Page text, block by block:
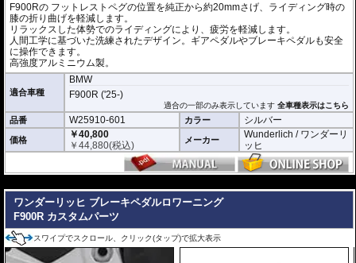
F900Rの フットレストペグの位置を純正から約20mmさげ、ライディング時の
膝の折り曲げを軽減します。
リラックスした体勢でのライディングにより、疲労を軽減します。
人間工学に基づいた洗練されたデザイン。ギアペダルやブレーキペダルも安全
に操作できます。
高強度アルミニウム製。
適合車種
BMW
F900R ('25-)
適合の一部のみ表示しています全車種表示はこちら
品番 W25910-601 カラー シルバー
価格
￥40,800
￥44,880(税込) メーカー
Wunderlich / ワンダーリ
ッヒ
ワンダーリッヒ ブレーキペダルロワーニング
F900R カスタムパーツ
スワイプでスクロール、クリック(タップ)で拡大表示